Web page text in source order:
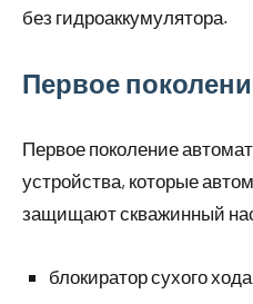
без гидроаккумулятора.
Первое
Первое поколение
устройства, которые
защищают скважинный
блокиратор сухого